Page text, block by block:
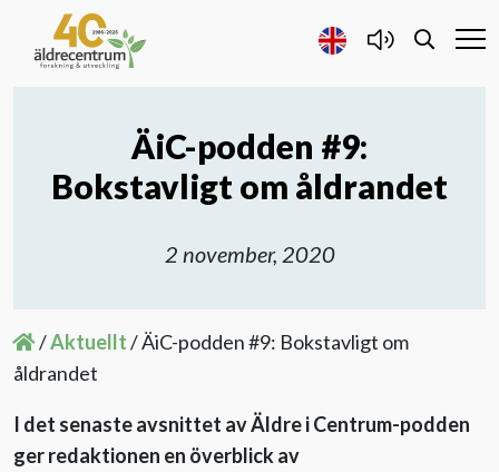
Forskning och Utveckling
Publicerat
Om oss
ÄiC-podden #9:
Bokstavligt om åldrandet
2 november, 2020
/Aktuellt/ÄiC-podden #9: Bokstavligt om
åldrandet
I det senaste avsnittet av Äldre i Centrum-podden
ger redaktionen en överblick av